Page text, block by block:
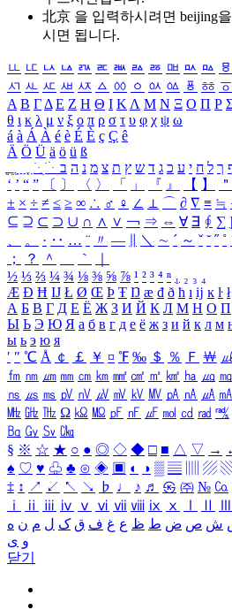
北京 을 입력하시려면 beijing
시면 됩니다.
ㅥ ㅦ ㅧ ㅨ ㅩ ㅪ ㅫ ㅬ ㅭ ㅮ ㅯ ㅰ ㅱ
ㅺ ㅻ ㅼ ㅽ ㅾ ㅿ ㆀ ㆁ ㆂ ㆃ ㆄ ㆅ ㆆ
Α Β ΓΔ Ε Ζ Η Θ Ι ΚΛ Μ Ν Ξ Ο Π Ρ
θ ι κ λ μ ν ξ ο π ρ σ τ υ φ χ ψ ω
á à Á À é è É È ç Ç ê
Ä Ö Ü ä ö ü ß
ִֶֹ ֻּ ׁׂ ך ל ח י ע כ ג ד ש ץ ת צ מ נ ה ב
‘ ’ “ ” 〔 〕 〈 〉 「 」 『 』 【 】 ＂
± × ÷ ≠ ≤ ≥ ∞ ∴ ♂ ♀ ∠ ⊥ ⌒ ∂ ∇ ≡ ≒
⊆ ⊇ ⊂ ⊃ ∪ ∩ ∧ ∨ ￢ ⇒ ⇔ ∀ ∃ ∮ ∑
、
。 · ‥ … ¨ 〃 ― ＼ ∼ ´ ～ ˇ ˘ ˝ ˚
；
？ ＾ ｀
½ ⅓ ⅔ ¼ ¾ ⅛ ⅜ ⅝ ⅞ ¹ ² ³ ⁴ ⁿ ₁ ₂ ₃ ₄
Æ Ð Ħ Ĳ Ł Ø Œ Þ Ŧ Ŋ æ đ ð ħ ı ĳ ĸ ŀ ł
А Б В Г Д Е Ё Ж З И Й К Л М Н О П
Ы Ь Э Ю Я а б в г д е ё ж з и й к л м
ы ь э ю я
′ ″ ℃ Å ￠ ￡ ￥ ¤ ℉ ‰ ＄ ％ Ｆ ￦
㎙ ㎚ ㎛ ㎜ ㎝ ㎞ ㎟ ㎠ ㎡ ㎢ ㏊ ㎍ ㎎
㎱ ㎲ ㎳ ㎴ ㎵ ㎶ ㎷ ㎸ ㎹ ㎀ ㎁ ㎂ ㎃
㎒ ㎓ ㎔ Ω ㏀ ㏁ ㎊ ㎋ ㎌ ㏖ ㏅ ㎭ ㎮
㏃ ㏉ ㏜ ㏆
§ ※ ☆ ★ ○ ● ◎ ◇ ◆ □ ■ △ ▽ →
♠ ♡ ♥ ♧ ♣ ⊙ ◈ ▣ ◐ ◑ ▒ ▤ ▨
‡ ↕ ↗ ↙ ↖ ↘ ♭ ♩ ♪ ♬ ㉿ ㈜ № ㏇
ⅰ
ⅱ ⅲ ⅳ ⅴ ⅵ ⅶ ⅷ ⅸ ⅹ
ش ص ض ط ظ ع غ ف ق ک ل م ن ه
و ی
닫기